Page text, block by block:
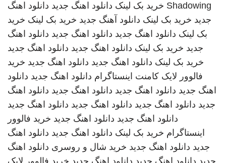
Shadowing خرید بک لینک دانلود اهنگ جدید دانلود اهنگ
جدید خرید بک لینک دانلود آهنگ جدید خرید بک لینک خرید
بک لینک دانلود اهنگ جدید دانلود اهنگ جدید دانلود اهنگ
جدید خرید بک لینک دانلود اهنگ جدید دانلود اهنگ جدید
خرید بک لینک دانلود اهنگ جدید دانلود اهنگ جدید خرید
فالوور لایک کامنت اینستاگرام دانلود اهنگ جدید دانلود
اهنگ جدید دانلود اهنگ جدید دانلود اهنگ جدید دانلود اهنگ
جدید دانلود اهنگ جدید دانلود اهنگ جدید دانلود اهنگ جدید
دانلود اهنگ جدید دانلود اهنگ جدید خرید فالوور
اینستاگرام خرید بک لینک دانلود اهنگ جدید دانلود اهنگ
جدید دانلود اهنگ جدید خرید شال و روسری دانلود اهنگ
جدید دانلود اهنگ جدید دانلود اهنگ جدید خرید فالوور لایک